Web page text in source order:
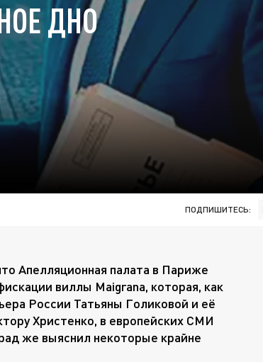
ДНО
ПОДПИШИТЕСЬ:
Апелляционная палата в Париже
виллы Maigrana, которая, как
России Татьяны Голиковой и её
Христенко, в европейских СМИ
же выяснил некоторые крайне